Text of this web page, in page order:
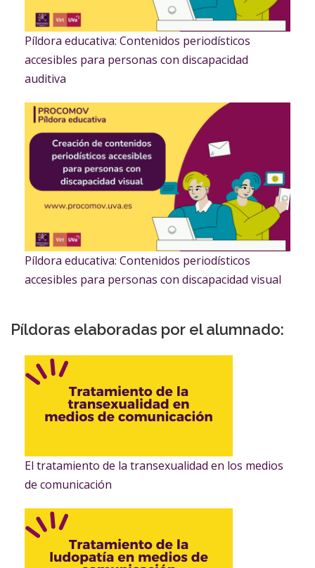
Píldora educativa: Contenidos periodísticos
accesibles para personas con discapacidad
auditiva
Píldora educativa: Contenidos periodísticos
accesibles para personas con discapacidad visual
Píldoras elaboradas por el alumnado:
El tratamiento de la transexualidad en los medios
de comunicación